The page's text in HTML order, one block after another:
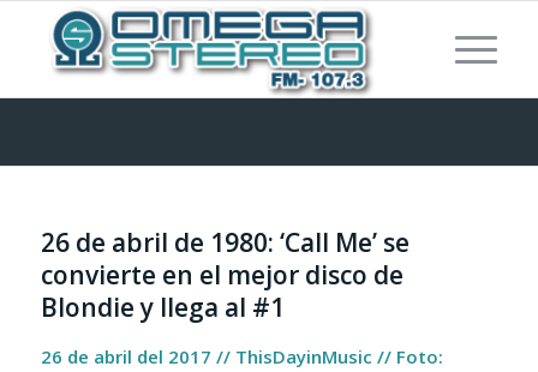
26 de abril de 1980: ‘Call Me’ se
convierte en el mejor disco de
Blondie y llega al #1
26 de abril del 2017 // ThisDayinMusic // Foto: